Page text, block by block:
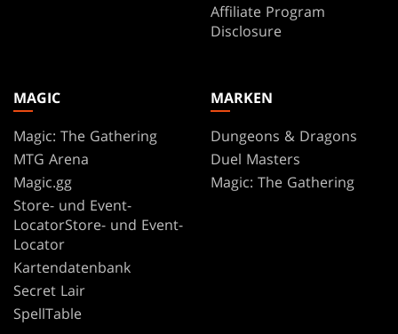
Affiliate Program
Disclosure
MAGIC
Magic: The Gathering
MTG Arena
Magic.gg
Store- und Event-
LocatorStore- und Event-
Locator
Kartendatenbank
Secret Lair
SpellTable
MARKEN
Dungeons & Dragons
Duel Masters
Magic: The Gathering